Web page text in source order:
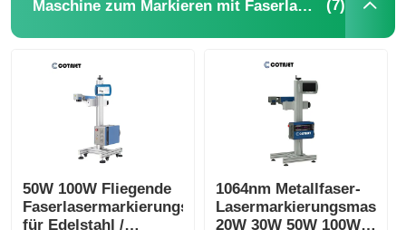
Maschine zum Markieren mit Faserlaser (7)
50W 100W Fliegende
Faserlasermarkierungsmaschine
für Edelstahl /
1064nm Metallfaser-
20W 30W 50W 100W